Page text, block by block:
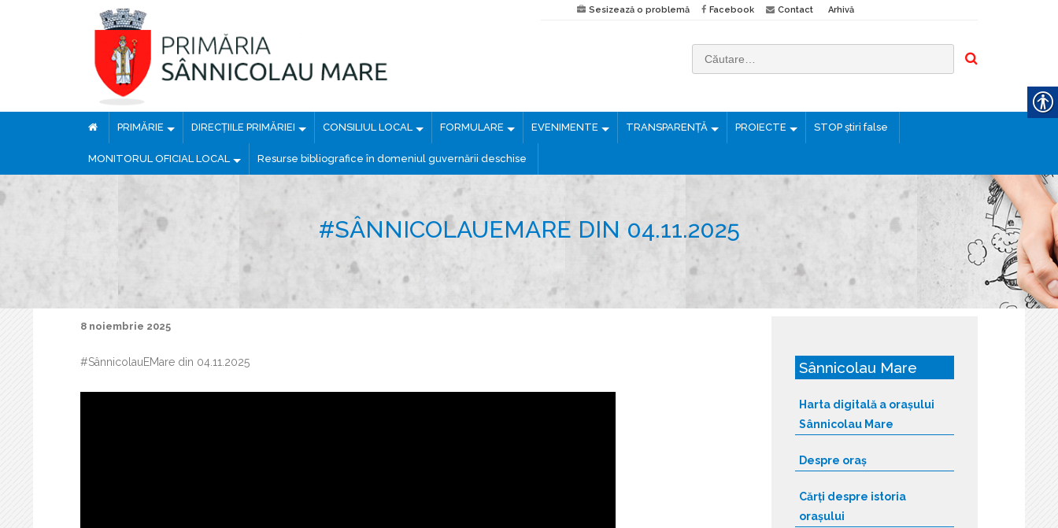
Sesizează o problemă Facebook Contact Arhivă
t
ă
PRIMĂRIE DIRECȚIILE PRIMĂRIEI CONSILIUL LOCAL FORMULARE EVENIMENTE TRANSPARENȚĂ PROIECTE STOP știri false
MONITORUL OFICIAL LOCAL Resurse bibliografice în domeniul guvernării deschise
#SÂNNICOLAUEMARE DIN 04.11.2025
8 noiembrie 2025
#SânnicolauEMare din 04.11.2025 Sânnicolau Mare
Harta digitală a orașului
Sânnicolau Mare
Despre oraș
Cărți despre istoria
orașului